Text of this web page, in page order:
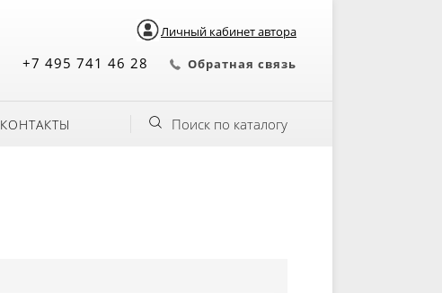
Личный кабинет автора
+7 495 741 46 28 Обратная связь
КОНТАКТЫ Поиск по каталогу